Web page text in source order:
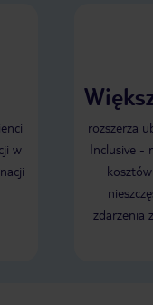
w
rozszerza
Inclusive -
zdarzenia